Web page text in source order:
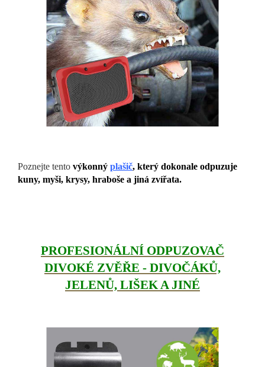
Poznejte tento výkonný plašič, který dokonale odpuzuje
kuny, myši, krysy, hraboše a jiná zvířata.
PROFESIONÁLNÍ ODPUZOVAČ
DIVOKÉ ZVĚŘE - DIVOČÁKŮ,
JELENŮ, LIŠEK A JINÉ